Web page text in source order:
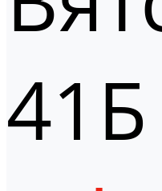
41Б